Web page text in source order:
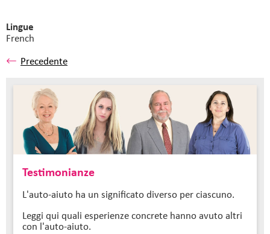
Lingue
French
Precedente
Testimonianze
L'auto-aiuto ha un significato diverso per ciascuno.
Leggi qui quali esperienze concrete hanno avuto altri
con l'auto-aiuto.